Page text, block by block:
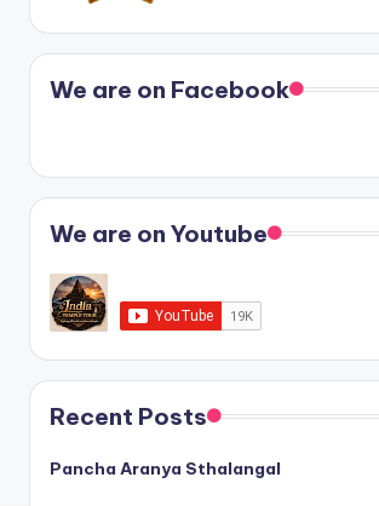
We are on Facebook
We are on Youtube
Recent Posts
Pancha Aranya Sthalangal